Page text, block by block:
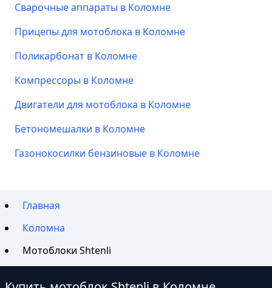
Сварочные аппараты в Коломне
Прицепы для мотоблока в Коломне
Поликарбонат в Коломне
Компрессоры в Коломне
Двигатели для мотоблока в Коломне
Бетономешалки в Коломне
Газонокосилки бензиновые в Коломне
Главная
Коломна
Мотоблоки Shtenli